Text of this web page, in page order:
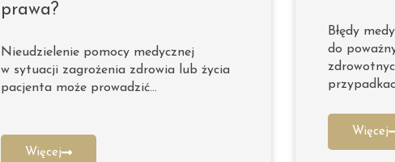
prawa?
Nieudzielenie pomocy medycznej
w sytuacji zagrożenia zdrowia lub życia
pacjenta może prowadzić…
Więcej
Błędy
do
Więcej